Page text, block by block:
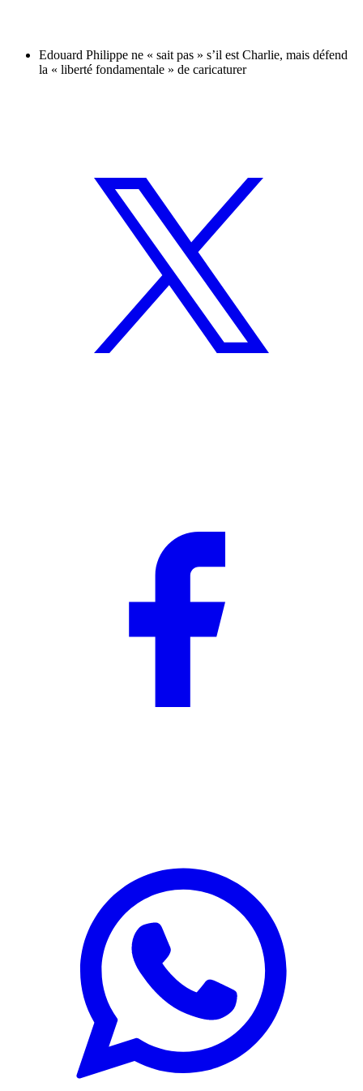
Edouard Philippe ne « sait pas » s’il est Charlie, mais défend
la « liberté fondamentale » de caricaturer